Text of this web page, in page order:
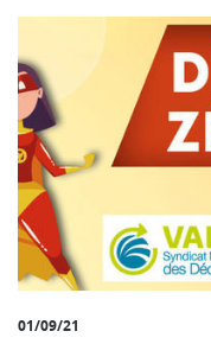
01/09/21